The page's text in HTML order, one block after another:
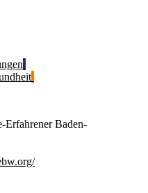
Erfahrener Baden-